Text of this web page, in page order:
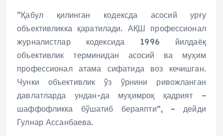
“Қабул қилинган кодексда асосий урғу
объективликка қаратилади. АҚШ профессионал
журналистлар кодексида 1996 йилдаёқ
объективлик терминидан асосий ва муҳим
профессионал атама сифатида воз кечишган.
Чунки объективлик ўз ўрнини ривожланган
давлатларда ундан-да муҳимроқ қадрият –
шаффофликка бўшатиб бераяпти”, – дейди
Гулнар Ассанбаева.